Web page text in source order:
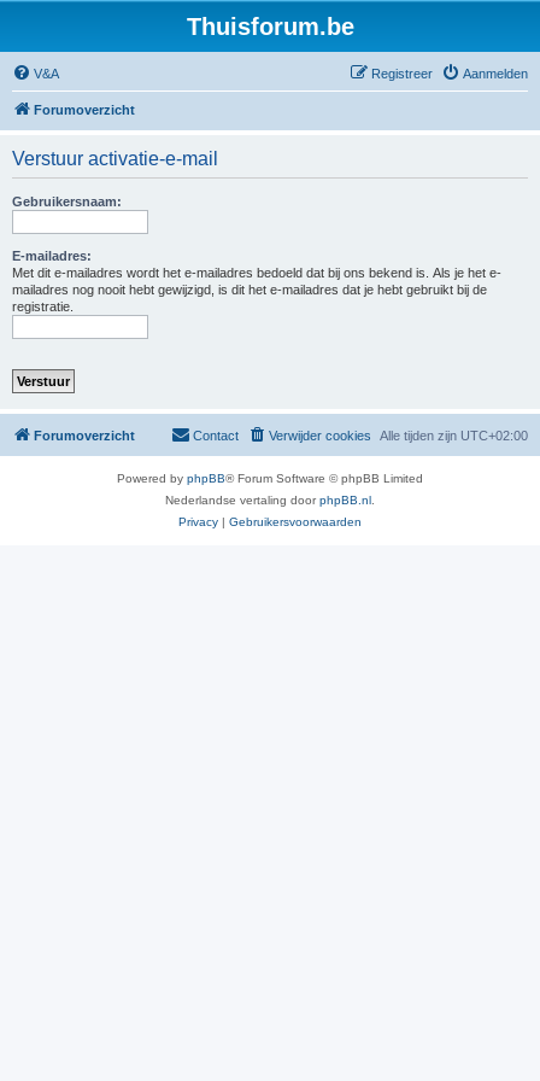
Thuisforum.be
V&A Aanmelden
Registreer
Forumoverzicht
Verstuur activatie-e-mail
Gebruikersnaam:
E-mailadres:
Met dit e-mailadres wordt het e-mailadres bedoeld dat bij ons bekend is. Als je het e-
mailadres nog nooit hebt gewijzigd, is dit het e-mailadres dat je hebt gebruikt bij de
registratie.
Forumoverzicht Alle tijden zijn UTC+02:00
Verwijder cookies
Contact
Powered by phpBB® Forum Software © phpBB Limited
Nederlandse vertaling doorphpBB.nl
Privacy | Gebruikersvoorwaarden